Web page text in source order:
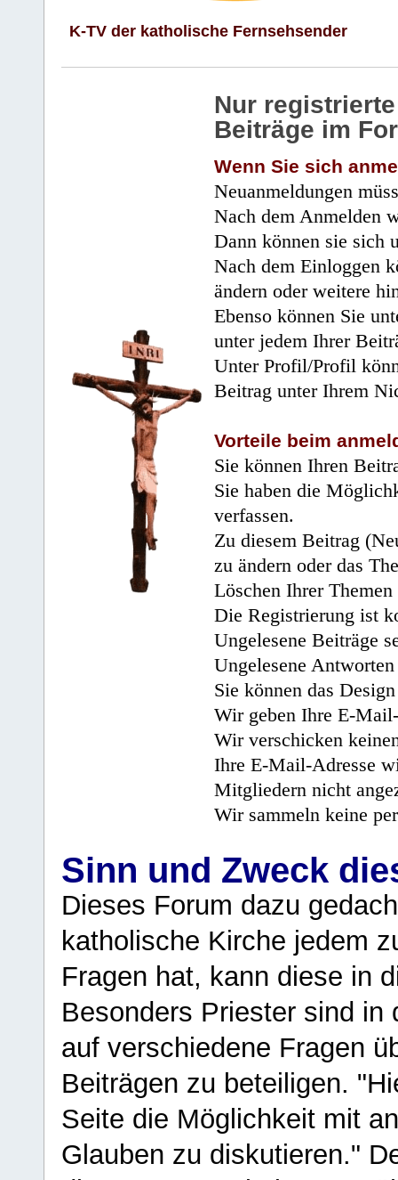
K-TV der katholische Fernsehsender
Nur
Beiträge im
Wenn Sie sich
Neuanmeldungen
Nach dem Anmelden
Dann können sie sich
Nach dem Einloggen
ändern oder weitere
Ebenso können Sie
unter jedem Ihrer
Unter Profil/Profil
Beitrag unter Ihrem
Vorteile beim
Sie können Ihren
Sie haben die
verfassen.
Zu diesem Beitrag
zu ändern oder das
Löschen Ihrer
Die Registrierung ist
Ungelesene Beiträge
Ungelesene
Sie können das
Wir geben Ihre E-
Wir verschicken
Ihre E-Mail-Adresse
Mitgliedern nicht
Wir sammeln keine
Sinn und Zweck
Dieses Forum dazu
katholische Kirche jedem
Fragen hat, kann diese in
Besonders Priester sind in
auf verschiedene Fragen
Beiträgen zu beteiligen.
Seite die Möglichkeit mit
Glauben zu diskutieren."